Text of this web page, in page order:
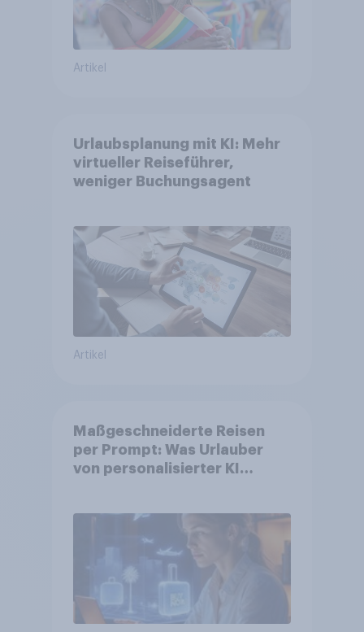
Artikel
Urlaubsplanung mit KI: Mehr
virtueller Reiseführer,
weniger Buchungsagent
Artikel
Maßgeschneiderte Reisen
per Prompt: Was Urlauber
von personalisierter KI
bereits genutzt werden